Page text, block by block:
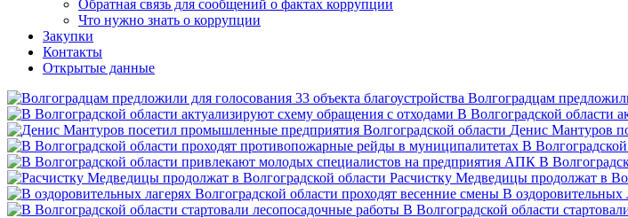
Обратная связь для сообщений о фактах коррупции
Что нужно знать о коррупции
Закупки
Контакты
Открытые данные
Волгоградцам
В Волгоградской области
Денис Мантуров
В
В
Расчистку Медведицы продолжат в
В оздоровительных
В Волгоградской области